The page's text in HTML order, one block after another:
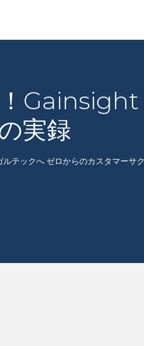
Gainsight
実録
テックへ ゼロからのカスタマーサク